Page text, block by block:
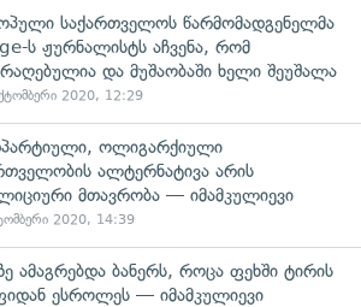
საქართველოს წარმომადგენელმა
ს ჟურნალისტს აჩვენა, რომ
და მუშაობაში ხელი შეუშალა
2020, 12:29
ოლიგარქიული
ალტერნატივა არის
მთავრობა — იმამკულიევი
2020, 14:39
ამაგრებდა ბანერს, როცა ფეხში ტირის
ესროლეს — იმამკულიევი